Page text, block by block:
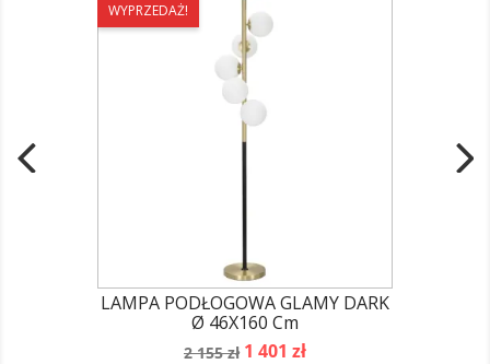
WYPRZEDAŻ!
LAMPA PODŁOGOWA GLAMY DARK
Ø 46X160 Cm
Cena
2 155 zł Cena
1 401 zł